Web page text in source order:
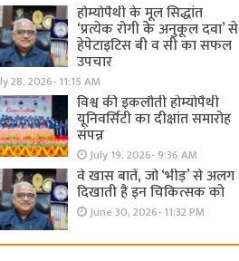
होम्योपैथी के मूल सिद्धांत
‘प्रत्येक रोगी केे अनुकूल दवा’ से
हेपेटाइटिस बी व सी का सफल
उपचार
28, 2026- 11:15 AM
विश्व की इकलौती होम्योपैथी
यूनिवर्सिटी का दीक्षांत समारोह
संपन्न
July 19, 2026- 9:36 AM
वे खास बातें, जो ‘भीड़’ से अलग
दिखाती हैं इन चिकित्सक को
June 30, 2026- 11:32 PM